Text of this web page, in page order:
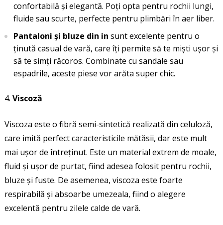
confortabilă și elegantă. Poți opta pentru rochii lungi,
fluide sau scurte, perfecte pentru plimbări în aer liber.
Pantaloni și bluze din in sunt excelente pentru o
ținută casual de vară, care îți permite să te miști ușor și
să te simți răcoros. Combinate cu sandale sau
espadrile, aceste piese vor arăta super chic.
Viscoză
Viscoza este o fibră semi-sintetică realizată din celuloză,
care imită perfect caracteristicile mătăsii, dar este mult
mai ușor de întreținut. Este un material extrem de moale,
fluid și ușor de purtat, fiind adesea folosit pentru rochii,
bluze și fuste. De asemenea, viscoza este foarte
respirabilă și absoarbe umezeala, fiind o alegere
excelentă pentru zilele calde de vară.